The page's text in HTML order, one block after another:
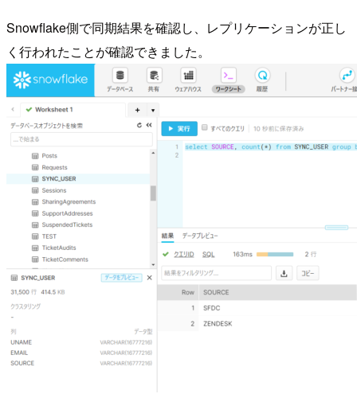
Snowflake側で同期結果を確認し、レプリケーションが正し
く行われたことが確認できました。